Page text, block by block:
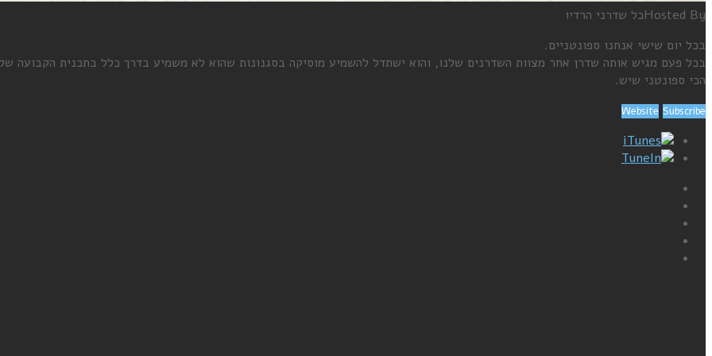
Hosted Byכל שדרני הרדיו
בכל יום שישי אנחנו ספונטניים.
בכל פעם מגיש אותה שדרן אחר מצוות השדרנים שלנו, והוא ישתדל להשמיע מוסיקה בסגנונות שהוא לא משמיע בדרך כלל בתכנית הקבועה
הכי ספונטני שיש.
Website Subscribe
iTunes
TuneIn